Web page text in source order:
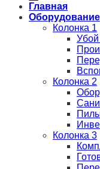
Главная
Оборудование
Колонка 1
Убой
Колонка 2
Колонка 3